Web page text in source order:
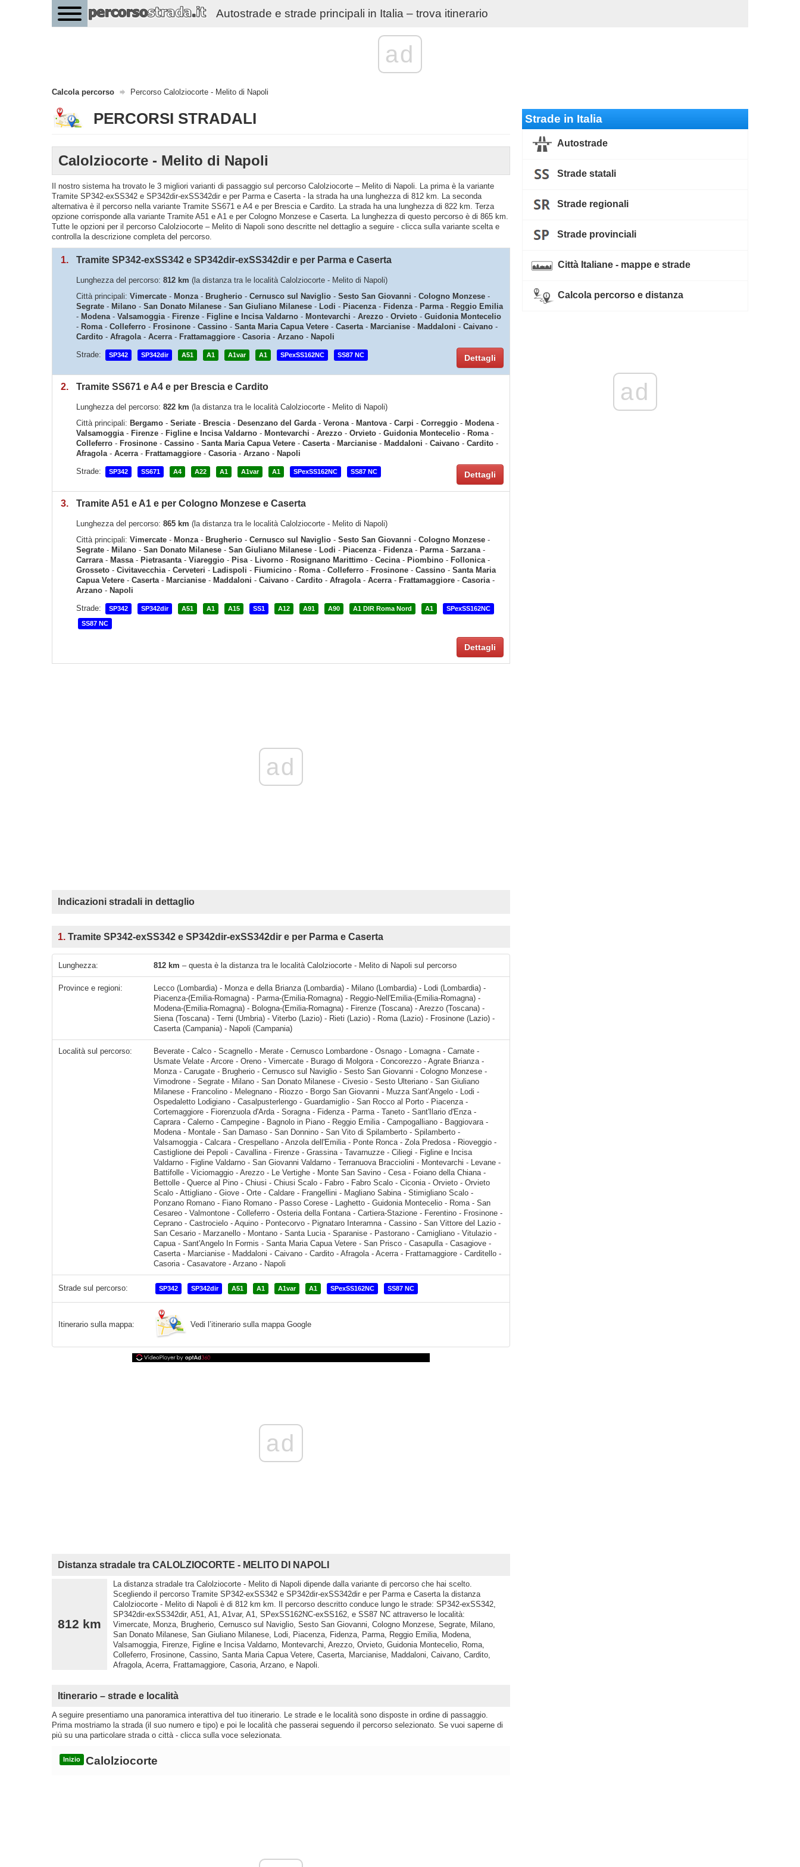
Autostrade e strade principali in Italia – trova itinerario
ad
Calcola percorso Percorso Calolziocorte - Melito di Napoli
PERCORSI STRADALI
Calolziocorte - Melito di Napoli
Il nostro sistema ha trovato le 3 migliori varianti di passaggio sul percorso Calolziocorte – Melito di Napoli. La prima è la variante
Tramite SP342-exSS342 e SP342dir-exSS342dir e per Parma e Caserta - la strada ha una lunghezza di 812 km. La seconda
alternativa è il percorso nella variante Tramite SS671 e A4 e per Brescia e Cardito. La strada ha una lunghezza di 822 km. Terza
opzione corrisponde alla variante Tramite A51 e A1 e per Cologno Monzese e Caserta. La lunghezza di questo percorso è di 865 km.
Tutte le opzioni per il percorso Calolziocorte – Melito di Napoli sono descritte nel dettaglio a seguire - clicca sulla variante scelta e
controlla la descrizione completa del percorso.
1. Tramite SP342-exSS342 e SP342dir-exSS342dir e per Parma e Caserta
Lunghezza del percorso: 812 km (la distanza tra le località Calolziocorte - Melito di Napoli)
Città principali: Vimercate - Monza- Brugherio - Cernusco sul Naviglio - Sesto San Giovanni - Cologno Monzese -
Segrate - Milano - San Donato Milanese - San Giuliano Milanese - Lodi - Piacenza- Fidenza- Parma- Reggio Emilia
- Modena- Valsamoggia- Firenze - Figline e Incisa Valdarno - Montevarchi - Arezzo - Orvieto - Guidonia Montecelio
- Roma- Colleferro - Frosinone - Cassino - Santa Maria Capua Vetere - Caserta- Marcianise - Maddaloni - Caivano -
Cardito - Afragola- Acerra- Frattamaggiore - Casoria- Arzano - Napoli
Strade:
SP342 SP342dir A51 A1 A1var A1 SPexSS162NC SS87 NC Dettagli
2. Tramite SS671 e A4 e per Brescia e Cardito
Lunghezza del percorso: 822 km (la distanza tra le località Calolziocorte - Melito di Napoli)
Città principali: Bergamo - Seriate - Brescia- Desenzano del Garda- Verona- Mantova- Carpi - Correggio - Modena-
Valsamoggia- Firenze - Figline e Incisa Valdarno - Montevarchi - Arezzo - Orvieto - Guidonia Montecelio - Roma-
Colleferro - Frosinone - Cassino - Santa Maria Capua Vetere - Caserta- Marcianise - Maddaloni - Caivano - Cardito -
Afragola- Acerra- Frattamaggiore - Casoria- Arzano - Napoli
Strade:
SP342 SS671 A4 A22 A1 A1var A1 SPexSS162NC SS87 NC Dettagli
3. Tramite A51 e A1 e per Cologno Monzese e Caserta
Lunghezza del percorso: 865 km (la distanza tra le località Calolziocorte - Melito di Napoli)
Città principali: Vimercate - Monza- Brugherio - Cernusco sul Naviglio - Sesto San Giovanni - Cologno Monzese -
Segrate - Milano - San Donato Milanese - San Giuliano Milanese - Lodi - Piacenza- Fidenza- Parma- Sarzana-
Carrara- Massa- Pietrasanta- Viareggio - Pisa- Livorno - Rosignano Marittimo - Cecina- Piombino - Follonica-
Grosseto - Civitavecchia- Cerveteri - Ladispoli - Fiumicino - Roma- Colleferro - Frosinone - Cassino - Santa Maria
Capua Vetere - Caserta- Marcianise - Maddaloni - Caivano - Cardito - Afragola- Acerra- Frattamaggiore - Casoria-
Arzano - Napoli
Strade:
SP342 SP342dir A51 A1 A15 SS1 A12 A91 A90 A1 DIR Roma Nord A1 SPexSS162NC
SS87 NC
Dettagli
ad
Indicazioni stradali in dettaglio
1. Tramite SP342-exSS342 e SP342dir-exSS342dir e per Parma e Caserta
Lunghezza: 812 km – questa è la distanza tra le località Calolziocorte - Melito di Napoli sul percorso
Province e regioni:
Lecco (Lombardia) - Monza e della Brianza (Lombardia) - Milano (Lombardia) - Lodi (Lombardia) -
Piacenza-(Emilia-Romagna) - Parma-(Emilia-Romagna) - Reggio-Nell'Emilia-(Emilia-Romagna) -
Modena-(Emilia-Romagna) - Bologna-(Emilia-Romagna) - Firenze (Toscana) - Arezzo (Toscana) -
Siena (Toscana) - Terni (Umbria) - Viterbo (Lazio) - Rieti (Lazio) - Roma (Lazio) - Frosinone (Lazio) -
Caserta (Campania) - Napoli (Campania)
Località sul percorso: Beverate - Calco - Scagnello - Merate - Cernusco Lombardone - Osnago - Lomagna - Carnate - Usmate Velate - Arcore - Oreno - Vimercate - Burago di Molgora - Concorezzo - Agrate Brianza - Monza - Carugate - Brugherio - Cernusco sul Naviglio - Sesto San Giovanni - Cologno Monzese - Vimodrone - Segrate - Milano - San Donato Milanese - Civesio - Sesto Ulteriano - San Giuliano Milanese - Francolino - Melegnano - Riozzo - Borgo San Giovanni - Muzza Sant'Angelo - Lodi - Ospedaletto Lodigiano - Casalpusterlengo - Guardamiglio
Strade sul percorso: SP342 SP342dir A51 A1 A1var A1 SPexSS162NC SS87 NC
Itinerario sulla mappa: Vedi l’itinerario sulla mappa Google
ad
Distanza stradale tra CALOLZIOCORTE - MELITO DI NAPOLI
812 km
La distanza stradale tra Calolziocorte - Melito di Napoli dipende dalla variante di percorso che hai scelto.
Scegliendo il percorso Tramite SP342-exSS342 e SP342dir-exSS342dir e per Parma e Caserta la distanza
Calolziocorte - Melito di Napoli è di 812 km km. Il percorso descritto conduce lungo le strade: SP342-exSS342,
SP342dir-exSS342dir, A51, A1, A1var, A1, SPexSS162NC-exSS162, e SS87 NC attraverso le località:
Vimercate, Monza, Brugherio, Cernusco sul Naviglio, Sesto San Giovanni, Cologno Monzese, Segrate, Milano,
San Donato Milanese, San Giuliano Milanese, Lodi, Piacenza, Fidenza, Parma, Reggio Emilia, Modena,
Valsamoggia, Firenze, Figline e Incisa Valdarno, Montevarchi, Arezzo, Orvieto, Guidonia Montecelio, Roma,
Colleferro, Frosinone, Cassino, Santa Maria Capua Vetere, Caserta, Marcianise, Maddaloni, Caivano, Cardito,
Afragola, Acerra, Frattamaggiore, Casoria, Arzano, e Napoli.
Itinerario – strade e località
A seguire presentiamo una panoramica interattiva del tuo itinerario. Le strade e le località sono disposte in ordine di passaggio.
Prima mostriamo la strada (il suo numero e tipo) e poi le località che passerai seguendo il percorso selezionato. Se vuoi saperne di
più su una particolare strada o città - clicca sulla voce selezionata.
Inizio Calolziocorte
Strade in Italia
Autostrade
Strade statali
Strade regionali
Strade provinciali
Città Italiane - mappe e strade
Calcola percorso e distanza
ad